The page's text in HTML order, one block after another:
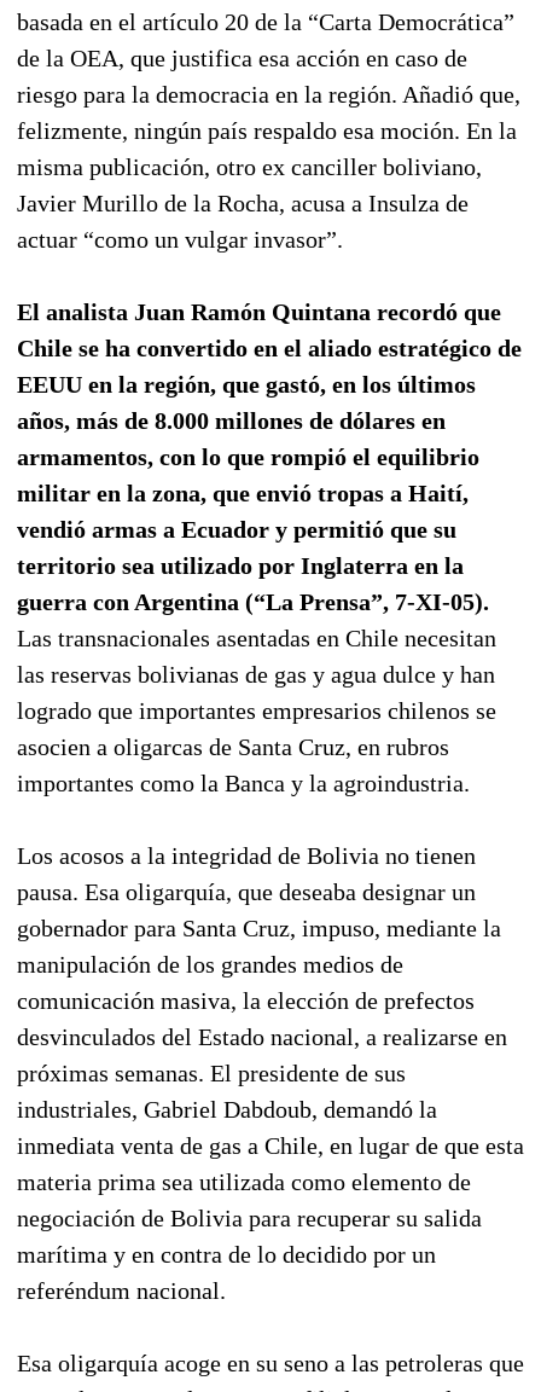
basada en el artículo 20 de la “Carta Democrática”
de la OEA, que justifica esa acción en caso de
riesgo para la democracia en la región. Añadió que,
felizmente, ningún país respaldo esa moción. En la
misma publicación, otro ex canciller boliviano,
Javier Murillo de la Rocha, acusa a Insulza de
actuar “como un vulgar invasor”.
El analista Juan Ramón Quintana recordó que
Chile se ha convertido en el aliado estratégico de
EEUU en la región, que gastó, en los últimos
años, más de 8.000 millones de dólares en
armamentos, con lo que rompió el equilibrio
militar en la zona, que envió tropas a Haití,
vendió armas a Ecuador y permitió que su
territorio sea utilizado por Inglaterra en la
guerra con Argentina (“La Prensa”, 7-XI-05).
Las transnacionales asentadas en Chile necesitan
las reservas bolivianas de gas y agua dulce y han
logrado que importantes empresarios chilenos se
asocien a oligarcas de Santa Cruz, en rubros
importantes como la Banca y la agroindustria.
Los acosos a la integridad de Bolivia no tienen
pausa. Esa oligarquía, que deseaba designar un
gobernador para Santa Cruz, impuso, mediante la
manipulación de los grandes medios de
comunicación masiva, la elección de prefectos
desvinculados del Estado nacional, a realizarse en
próximas semanas. El presidente de sus
industriales, Gabriel Dabdoub, demandó la
inmediata venta de gas a Chile, en lugar de que esta
materia prima sea utilizada como elemento de
negociación de Bolivia para recuperar su salida
marítima y en contra de lo decidido por un
referéndum nacional.
Esa oligarquía acoge en su seno a las petroleras que